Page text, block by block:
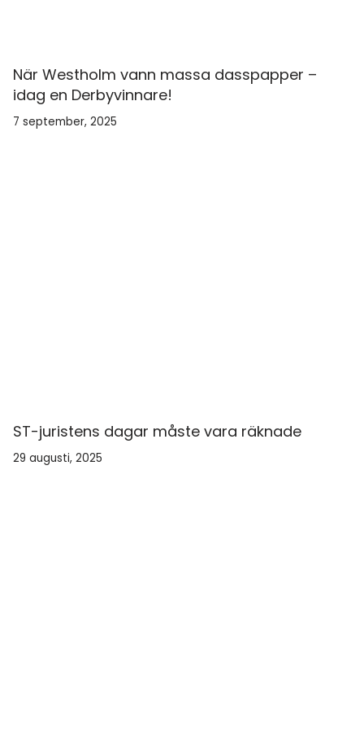
När Westholm vann massa dasspapper –
idag en Derbyvinnare!
7 september, 2025
ST-juristens dagar måste vara räknade
29 augusti, 2025